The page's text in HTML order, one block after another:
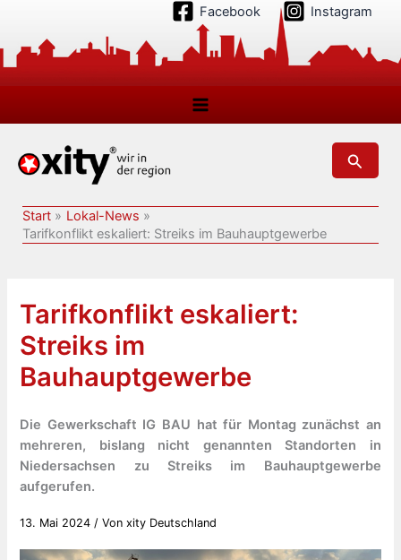
springen
Facebook Instagram
Suchen
Start
Lokal-News
Tarifkonflikt eskaliert: Streiks im Bauhauptgewerbe
Tarifkonflikt eskaliert:
Streiks im
Bauhauptgewerbe
Die Gewerkschaft IG BAU hat für Montag zunächst an
mehreren, bislang nicht genannten Standorten in
Niedersachsen zu Streiks im Bauhauptgewerbe
aufgerufen.
13. Mai 2024 / Vonxity Deutschland